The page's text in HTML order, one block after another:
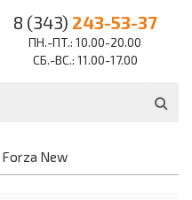
8 (343) 243-53-37
ПН.-ПТ.: 10.00-20.00
СБ.-ВС.: 11.00-17.00
Forza New